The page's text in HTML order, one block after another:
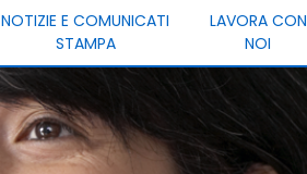
NOTIZIE E COMUNICATI
STAMPA
LAVORA CON
NOI